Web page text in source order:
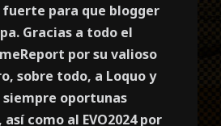
fuerte para que blogger
Gracias a todo el
por su valioso
sobre todo, a Loquo y
siempre oportunas
como al EVO2024 por